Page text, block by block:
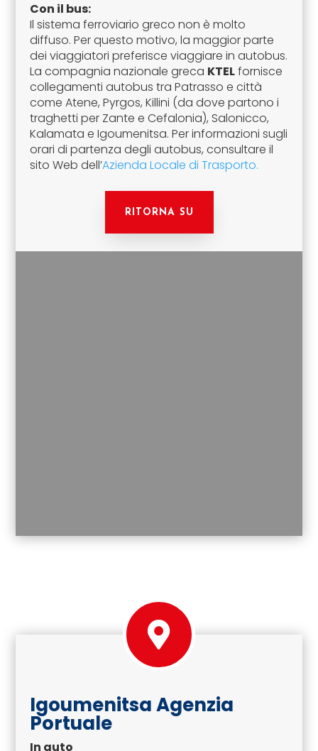
Con il bus:
Il sistema ferroviario greco non è molto
diffuso. Per questo motivo, la maggior parte
dei viaggiatori preferisce viaggiare in autobus.
La compagnia nazionale greca KTELfornisce
collegamenti autobus tra Patrasso e città
come Atene, Pyrgos, Killini (da dove partono i
traghetti per Zante e Cefalonia), Salonicco,
Kalamata e Igoumenitsa. Per informazioni sugli
orari di partenza degli autobus, consultare il
sito Web dell’Azienda Locale di Trasporto.
RITORNA SU
Igoumenitsa Agenzia
Portuale
In auto